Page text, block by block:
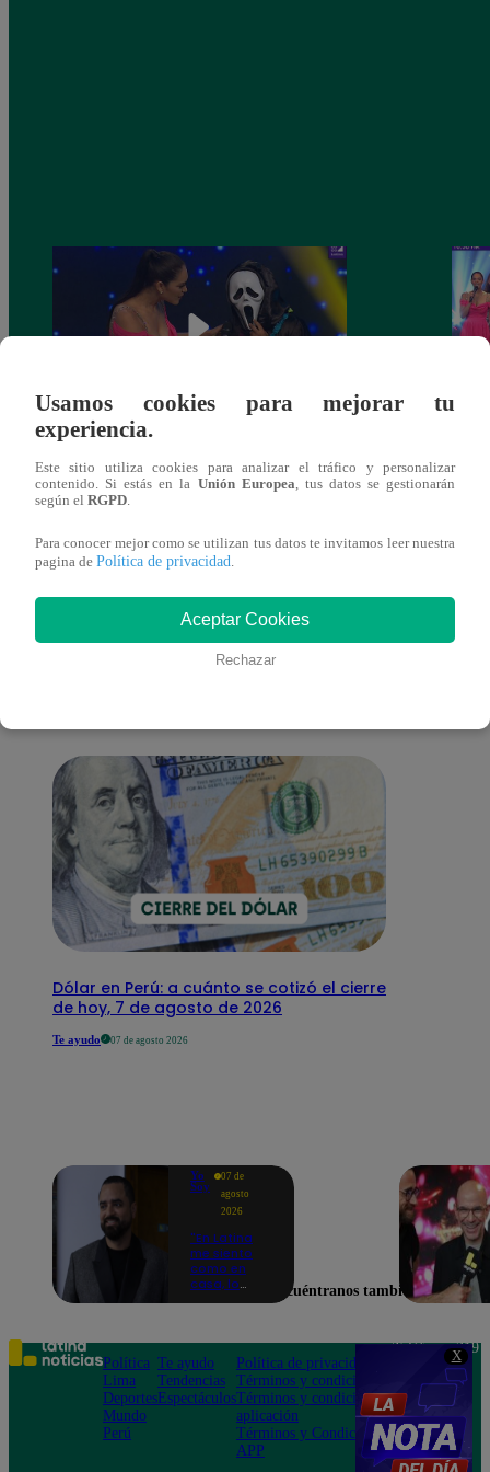
X
Programa completo
gala
También te puede
interesar
Dólar en Perú: a cuánto se cotizó el cierre
de hoy, 7 de agosto de 2026
Te ayudo 07 de agosto 2026
Yo
Soy
07 de
agosto
2026
"En Latina
me siento
como en
casa, lo
emocionado
por estreno
de Yo Soy
2026
Usamos cookies para mejorar tu
experiencia.
Este sitio utiliza cookies para analizar el tráfico y personalizar
contenido. Si estás en la Unión Europea, tus datos se gestionarán
según el RGPD.
Para conocer mejor como se utilizan tus datos te invitamos leer nuestra
pagina de Política de privacidad.
Aceptar Cookies
Rechazar
Encuéntranos también en
Política
Lima
Deportes
Mundo
Perú
Te ayudo
Tendencias
Espectáculos
Política de privacidad
Términos y condiciones
Términos y condiciones
aplicación
Términos y Condiciones
APP
Teléfono: 219
Av. San
Felipe 968
Jesús María